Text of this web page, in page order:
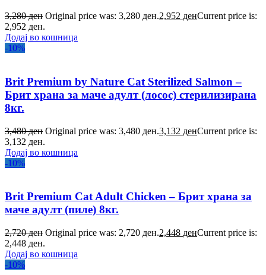
3,280ден Original price was: 3,280 ден.2,952 денCurrent price is:
2,952 ден.
Додај во кошница
-10%
Brit Premium by Nature Cat Sterilized Salmon –
Брит храна за маче адулт (лосос) стерилизирана
8кг.
3,480ден Original price was: 3,480 ден.3,132 денCurrent price is:
3,132 ден.
Додај во кошница
-10%
Brit Premium Cat Adult Chicken – Брит храна за
маче адулт (пиле) 8кг.
2,720ден Original price was: 2,720 ден.2,448 денCurrent price is:
2,448 ден.
Додај во кошница
-10%